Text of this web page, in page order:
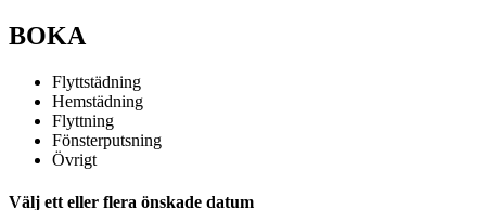
BOKA
Flyttstädning
Hemstädning
Flyttning
Fönsterputsning
Övrigt
Välj ett eller flera önskade datum